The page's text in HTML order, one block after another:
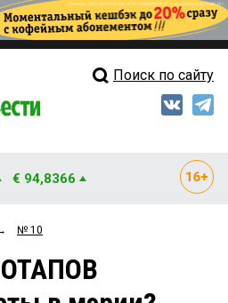
Свежий выпуск
Рейтинги
Поиск по сайту
€ 94,8366
№ 10